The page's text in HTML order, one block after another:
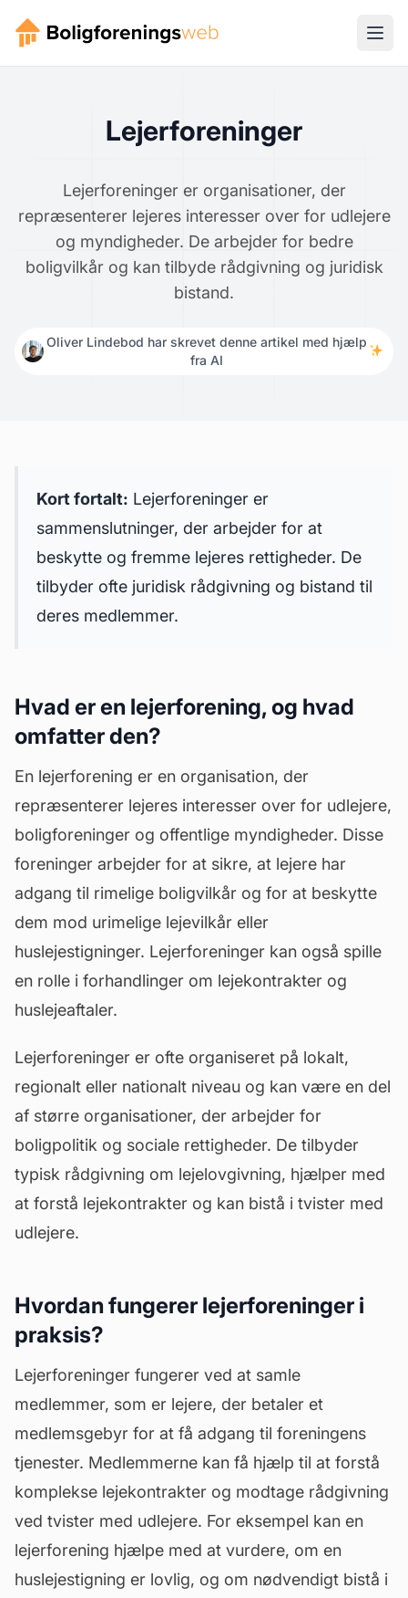
Lejerforeninger
Lejerforeninger er organisationer, der
repræsenterer lejeres interesser over for udlejere
og myndigheder. De arbejder for bedre
boligvilkår og kan tilbyde rådgivning og juridisk
bistand.
Oliver Lindebod har skrevet denne artikel med hjælp
fra AI
Kort fortalt: Lejerforeninger er
sammenslutninger, der arbejder for at
beskytte og fremme lejeres rettigheder. De
tilbyder ofte juridisk rådgivning og bistand til
deres medlemmer.
Hvad er en lejerforening, og hvad
omfatter den?
En lejerforening er en organisation, der
repræsenterer lejeres interesser over for udlejere,
boligforeninger og offentlige myndigheder. Disse
foreninger arbejder for at sikre, at lejere har
adgang til rimelige boligvilkår og for at beskytte
dem mod urimelige lejevilkår eller
huslejestigninger. Lejerforeninger kan også spille
en rolle i forhandlinger om lejekontrakter og
huslejeaftaler.
Lejerforeninger er ofte organiseret på lokalt,
regionalt eller nationalt niveau og kan være en del
af større organisationer, der arbejder for
boligpolitik og sociale rettigheder. De tilbyder
typisk rådgivning om lejelovgivning, hjælper med
at forstå lejekontrakter og kan bistå i tvister med
udlejere.
Hvordan fungerer lejerforeninger i
praksis?
Lejerforeninger fungerer ved at samle
medlemmer, som er lejere, der betaler et
medlemsgebyr for at få adgang til foreningens
tjenester. Medlemmerne kan få hjælp til at forstå
komplekse lejekontrakter og modtage rådgivning
ved tvister med udlejere. For eksempel kan en
lejerforening hjælpe med at vurdere, om en
huslejestigning er lovlig, og om nødvendigt bistå i